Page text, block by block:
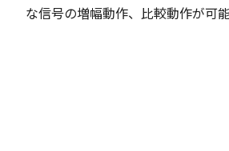
な信号の増幅動作、比較動作が可能